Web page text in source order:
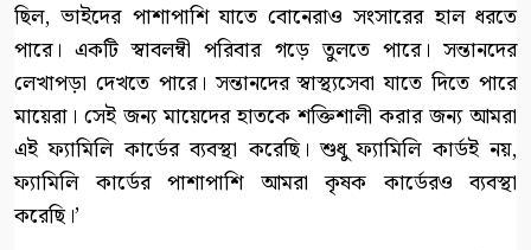
ছিল, ভাইদের পাশাপাশি যাতে বোনেরাও সংসারের হাল ধরতে
পারে। একটি স্বাবলম্বী পরিবার গড়ে তুলতে পারে। সন্তানদের
লেখাপড়া দেখতে পারে। সন্তানদের স্বাস্থ্যসেবা যাতে দিতে পারে
মায়েরা। সেই জন্য মায়েদের হাতকে শক্তিশালী করার জন্য আমরা
এই ফ্যামিলি কার্ডের ব্যবস্থা করেছি। শুধু ফ্যামিলি কার্ডই নয়,
ফ্যামিলি কার্ডের পাশাপাশি আমরা কৃষক কার্ডেরও ব্যবস্থা
করেছি।’